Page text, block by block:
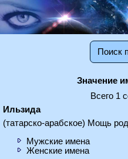
Поиск
Значение
Всего 1
Ильзида
(татарско-арабское) Мощь
Мужские имена
Женские имена